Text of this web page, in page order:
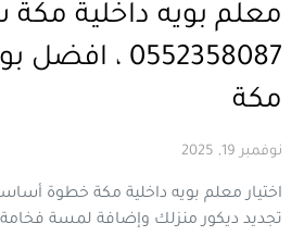
معلم بويه داخلية مكة
0552358087 ،
مكة
نوفمبر 19, 2025
اختيار معلم بويه داخلية مكة خطوة
تجديد ديكور منزلك وإضافة لمسة